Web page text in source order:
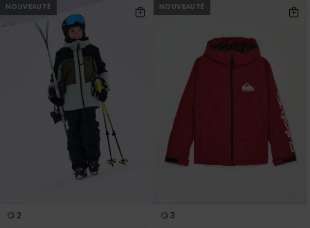
NOUVEAUTÉ
2
NOUVEAUTÉ
3